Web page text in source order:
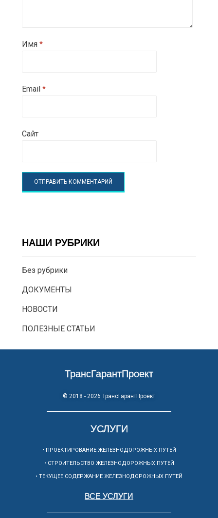
Имя *
Email *
Сайт
НАШИ РУБРИКИ
Без рубрики
ДОКУМЕНТЫ
НОВОСТИ
ПОЛЕЗНЫЕ СТАТЬИ
ТрансГарантПроект
© 2018 - 2026 ТрансГарантПроект
УСЛУГИ
• ПРОЕКТИРОВАНИЕ ЖЕЛЕЗНОДОРОЖНЫХ ПУТЕЙ
• СТРОИТЕЛЬСТВО ЖЕЛЕЗНОДОРОЖНЫХ ПУТЕЙ
• ТЕКУЩЕЕ СОДЕРЖАНИЕ ЖЕЛЕЗНОДОРОЖНЫХ ПУТЕЙ
ВСЕ УСЛУГИ